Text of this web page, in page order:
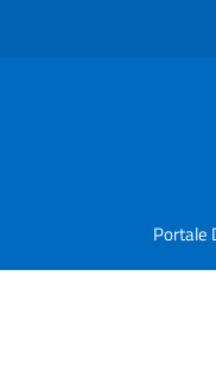
Portale